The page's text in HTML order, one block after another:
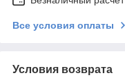
Все условия оплаты
Условия возврата